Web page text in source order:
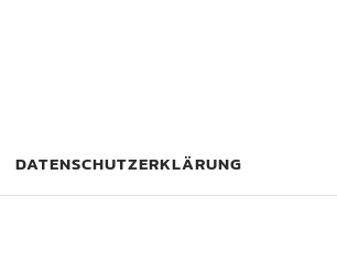
DATENSCHUTZERKLÄRUNG